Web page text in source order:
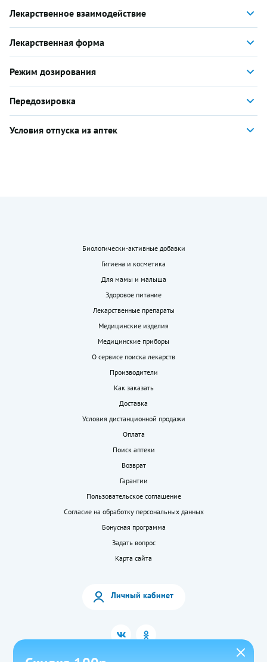
Лекарственное взаимодействие
Лекарственная форма
Режим дозирования
Передозировка
Условия отпуска из аптек
Биологически-активные добавки
Гигиена и косметика
Для мамы и малыша
Здоровое питание
Лекарственные препараты
Медицинские изделия
Медицинские приборы
О сервисе поиска лекарств
Производители
Как заказать
Доставка
Условия дистанционной продажи
Оплата
Поиск аптеки
Возврат
Гарантии
Пользовательское соглашение
Согласие на обработку персональных данных
Бонусная программа
Задать вопрос
Карта сайта
Личный кабинет